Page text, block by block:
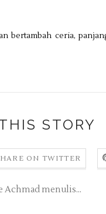
bertambah ceria,
STORY
ON TWITTER
Achmad menulis...